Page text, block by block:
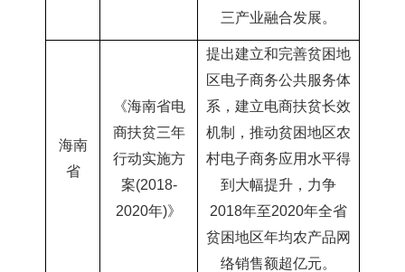
三产业融合发展。
海南
省
《海南省电
商扶贫三年
行动实施方
案(2018-
2020年)》
提出建立和完善贫困地
区电子商务公共服务体
系，建立电商扶贫长效
机制，推动贫困地区农
村电子商务应用水平得
到大幅提升，力争
2018年至2020年全省
贫困地区年均农产品网
络销售额超亿元。